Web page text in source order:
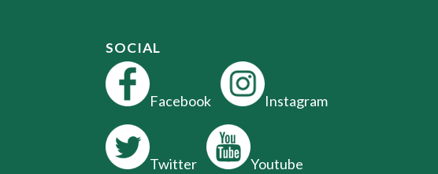
SOCIAL
Facebook Instagram
Twitter Youtube